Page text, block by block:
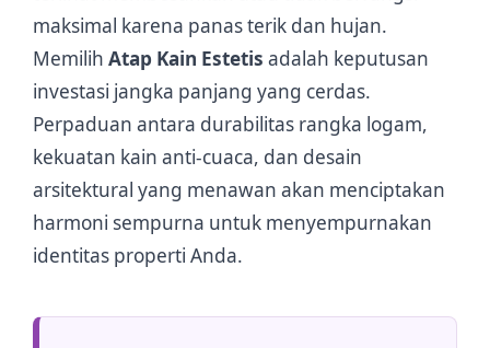
maksimal karena panas terik dan hujan.
Memilih Atap Kain Estetis adalah keputusan
investasi jangka panjang yang cerdas.
Perpaduan antara durabilitas rangka logam,
kekuatan kain anti-cuaca, dan desain
arsitektural yang menawan akan menciptakan
harmoni sempurna untuk menyempurnakan
identitas properti Anda.